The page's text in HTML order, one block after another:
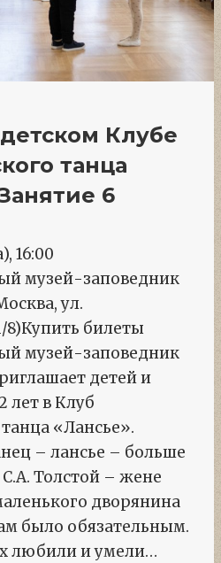
Клубе
танца
6
16:00
музей-заповедник
ул.
8)Купить билеты
музей-заповедник
детей и
лет в Клуб
«Лансье».
– лансье – больше
С.А. Толстой – жене
дворянина
было обязательным.
любили и умели…